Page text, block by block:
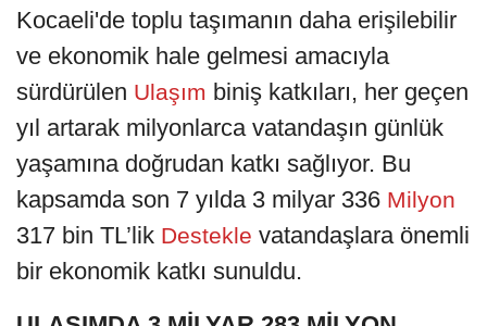
Kocaeli'de toplu taşımanın daha erişilebilir
ve ekonomik hale gelmesi amacıyla
sürdürülen Ulaşım biniş katkıları, her geçen
yıl artarak milyonlarca vatandaşın günlük
yaşamına doğrudan katkı sağlıyor. Bu
kapsamda son 7 yılda 3 milyar 336 Milyon
317 bin TL’lik Destekle vatandaşlara önemli
bir ekonomik katkı sunuldu.